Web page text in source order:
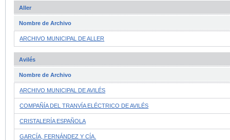
Aller
Nombre de Archivo
ARCHIVO MUNICIPAL DE ALLER
Avilés
Nombre de Archivo
ARCHIVO MUNICIPAL DE AVILÉS
COMPAÑÍA DEL TRANVÍA ELÉCTRICO DE AVILÉS
CRISTALERÍA ESPAÑOLA
GARCÍA, FERNÁNDEZ Y CÍA.